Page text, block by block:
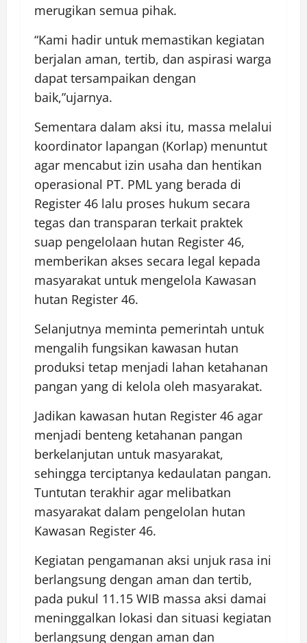
merugikan semua pihak.
“Kami hadir untuk memastikan kegiatan
berjalan aman, tertib, dan aspirasi warga
dapat tersampaikan dengan
baik,”ujarnya.
Sementara dalam aksi itu, massa melalui
koordinator lapangan (Korlap) menuntut
agar mencabut izin usaha dan hentikan
operasional PT. PML yang berada di
Register 46 lalu proses hukum secara
tegas dan transparan terkait praktek
suap pengelolaan hutan Register 46,
memberikan akses secara legal kepada
masyarakat untuk mengelola Kawasan
hutan Register 46.
Selanjutnya meminta pemerintah untuk
mengalih fungsikan kawasan hutan
produksi tetap menjadi lahan ketahanan
pangan yang di kelola oleh masyarakat.
Jadikan kawasan hutan Register 46 agar
menjadi benteng ketahanan pangan
berkelanjutan untuk masyarakat,
sehingga terciptanya kedaulatan pangan.
Tuntutan terakhir agar melibatkan
masyarakat dalam pengelolan hutan
Kawasan Register 46.
Kegiatan pengamanan aksi unjuk rasa ini
berlangsung dengan aman dan tertib,
pada pukul 11.15 WIB massa aksi damai
meninggalkan lokasi dan situasi kegiatan
berlangsung dengan aman dan